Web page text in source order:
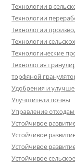
Технологии в
Технологии
Технологии
Технологии
Технологические
Технология
торфяной
Удобрения и
Улучшители почвы
Управление
Устойчивое
Устойчивое
Устойчивое
Устойчивое